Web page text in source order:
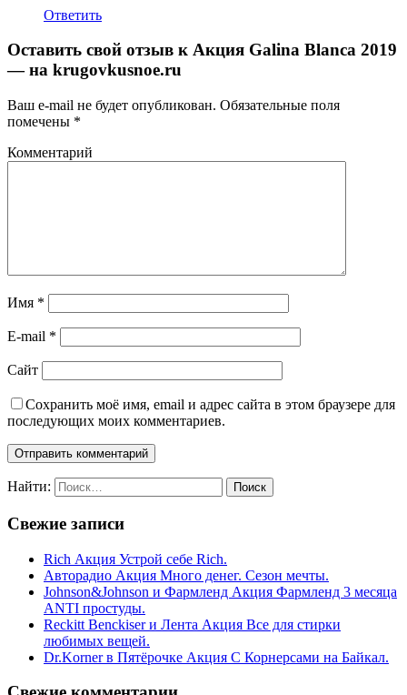
Ответить
Оставить свой отзыв к Акция Galina Blanca 2019
— на krugovkusnoe.ru
Ваш e-mail не будет опубликован. Обязательные поля
помечены *
Комментарий
Имя *
E-mail *
Сайт
Сохранить моё имя, email и адрес сайта в этом браузере для
последующих моих комментариев.
Найти:
Свежие записи
Rich Акция Устрой себе Rich.
Авторадио Акция Много денег. Сезон мечты.
Johnson&Johnson и Фармленд Акция Фармленд 3 месяца
ANTI простуды.
Reckitt Benckiser и Лента Акция Все для стирки
любимых вещей.
Dr.Korner в Пятёрочке Акция С Корнерсами на Байкал.